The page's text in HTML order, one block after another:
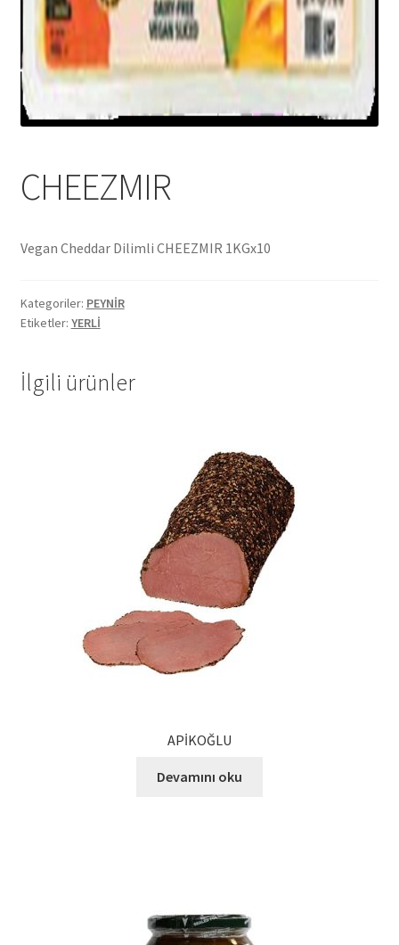
Ekol Katalog
Heinz Katalog
Hint Mutfağı
İtalyan Mutfağı
CHEEZMIR
Vegan Cheddar Dilimli CHEEZMIR 1KGx10
Kategoriler: PEYNİR
Etiketler: YERLİ
İlgili ürünler
APİKOĞLU
Devamını oku